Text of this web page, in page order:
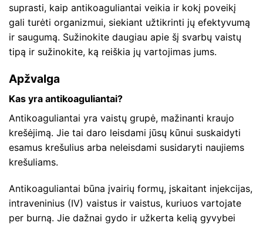
suprasti, kaip antikoaguliantai veikia ir kokį poveikį
gali turėti organizmui, siekiant užtikrinti jų efektyvumą
ir saugumą. Sužinokite daugiau apie šį svarbų vaistų
tipą ir sužinokite, ką reiškia jų vartojimas jums.
Apžvalga
Kas yra antikoaguliantai?
Antikoaguliantai yra vaistų grupė, mažinanti kraujo
krešėjimą. Jie tai daro leisdami jūsų kūnui suskaidyti
esamus krešulius arba neleisdami susidaryti naujiems
krešuliams.
Antikoaguliantai būna įvairių formų, įskaitant injekcijas,
intraveninius (IV) vaistus ir vaistus, kuriuos vartojate
per burną. Jie dažnai gydo ir užkerta kelią gyvybei